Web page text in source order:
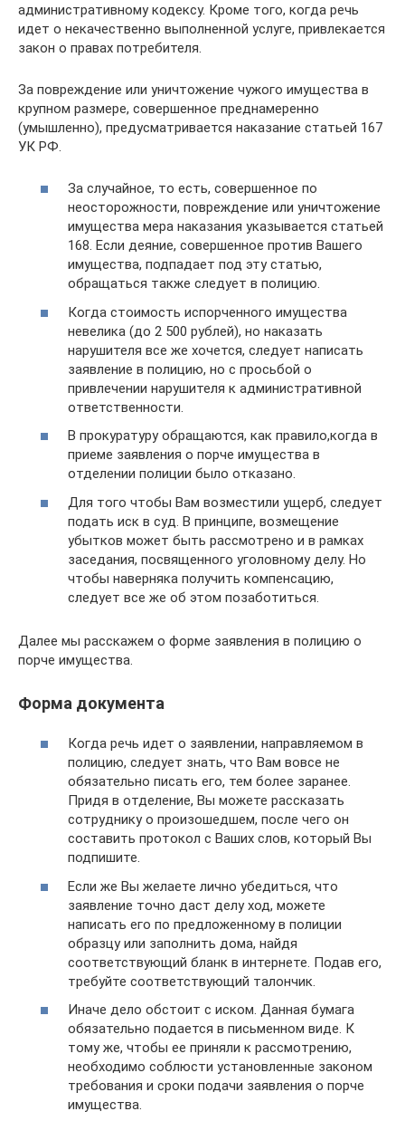
административному кодексу. Кроме того, когда речь
идет о некачественно выполненной услуге, привлекается
закон о правах потребителя.
За повреждение или уничтожение чужого имущества в
крупном размере, совершенное преднамеренно
(умышленно), предусматривается наказание статьей 167
УК РФ.
За случайное, то есть, совершенное по
неосторожности, повреждение или уничтожение
имущества мера наказания указывается статьей
168. Если деяние, совершенное против Вашего
имущества, подпадает под эту статью,
обращаться также следует в полицию.
Когда стоимость испорченного имущества
невелика (до 2 500 рублей), но наказать
нарушителя все же хочется, следует написать
заявление в полицию, но с просьбой о
привлечении нарушителя к административной
ответственности.
В прокуратуру обращаются, как правило,когда в
приеме заявления о порче имущества в
отделении полиции было отказано.
Для того чтобы Вам возместили ущерб, следует
подать иск в суд. В принципе, возмещение
убытков может быть рассмотрено и в рамках
заседания, посвященного уголовному делу. Но
чтобы наверняка получить компенсацию,
следует все же об этом позаботиться.
Далее мы расскажем о форме заявления в полицию о
порче имущества.
Форма документа
Когда речь идет о заявлении, направляемом в
полицию, следует знать, что Вам вовсе не
обязательно писать его, тем более заранее.
Придя в отделение, Вы можете рассказать
сотруднику о произошедшем, после чего он
составить протокол с Ваших слов, который Вы
подпишите.
Если же Вы желаете лично убедиться, что
заявление точно даст делу ход, можете
написать его по предложенному в полиции
образцу или заполнить дома, найдя
соответствующий бланк в интернете. Подав его,
требуйте соответствующий талончик.
Иначе дело обстоит с иском. Данная бумага
обязательно подается в письменном виде. К
тому же, чтобы ее приняли к рассмотрению,
необходимо соблюсти установленные законом
требования и сроки подачи заявления о порче
имущества.